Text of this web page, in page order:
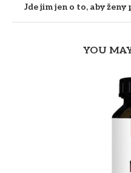
Jde jim jen o to, aby
YOU